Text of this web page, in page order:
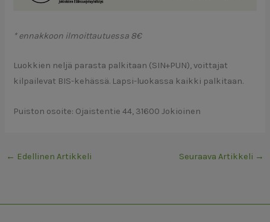
* ennakkoon ilmoittautuessa 8€
Luokkien neljä parasta palkitaan (SIN+PUN), voittajat
kilpailevat BIS-kehässä. Lapsi-luokassa kaikki palkitaan.
Puiston osoite: Ojaistentie 44, 31600 Jokioinen
← Edellinen Artikkeli Seuraava Artikkeli →